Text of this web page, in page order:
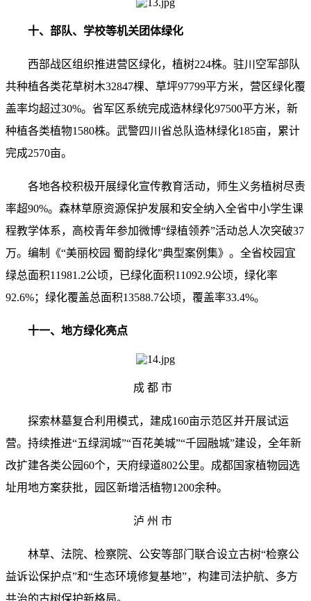
十、部队、学校等机关团体绿化
西部战区组织推进营区绿化，植树224株。驻川空军部队
共种植各类花草树木32847棵、草坪97799平方米，营区绿化覆
盖率均超过30%。省军区系统完成造林绿化97500平方米，新
种植各类植物1580株。武警四川省总队造林绿化185亩，累计
完成2570亩。
各地各校积极开展绿化宣传教育活动，师生义务植树尽责
率超90%。森林草原资源保护发展和安全纳入全省中小学生课
程教学体系，高校青年参加微博“绿植领养”活动总人次突破37
万。编制《“美丽校园 蜀韵绿化”典型案例集》。全省校园宜
绿总面积11981.2公顷，已绿化面积11092.9公顷，绿化率
92.6%；绿化覆盖总面积13588.7公顷，覆盖率33.4%。
十一、地方绿化亮点
成 都 市
探索林墓复合利用模式，建成160亩示范区并开展试运
营。持续推进“五绿润城”“百花美城”“千园融城”建设，全年新
改扩建各类公园60个，天府绿道802公里。成都国家植物园选
址用地方案获批，园区新增活植物1200余种。
泸 州 市
林草、法院、检察院、公安等部门联合设立古树“检察公
益诉讼保护点”和“生态环境修复基地”，构建司法护航、多方
共治的古树保护新格局。